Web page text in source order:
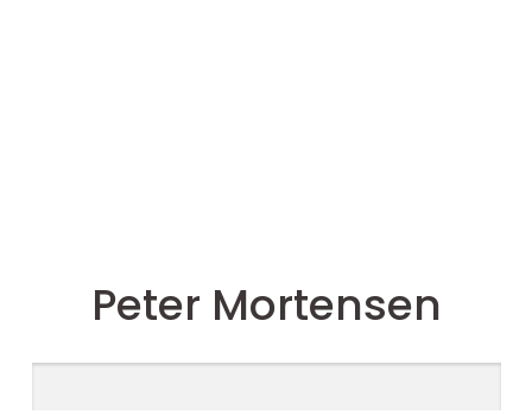
Peter Mortensen